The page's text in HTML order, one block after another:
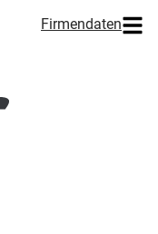
Firmendaten